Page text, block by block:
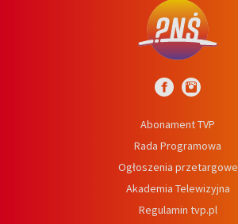
Abonament TVP
Rada Programowa
Ogłoszenia przetargowe
Akademia Telewizyjna
Regulamin tvp.pl